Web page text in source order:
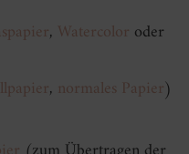
, Watercolor oder
, normales Papier)